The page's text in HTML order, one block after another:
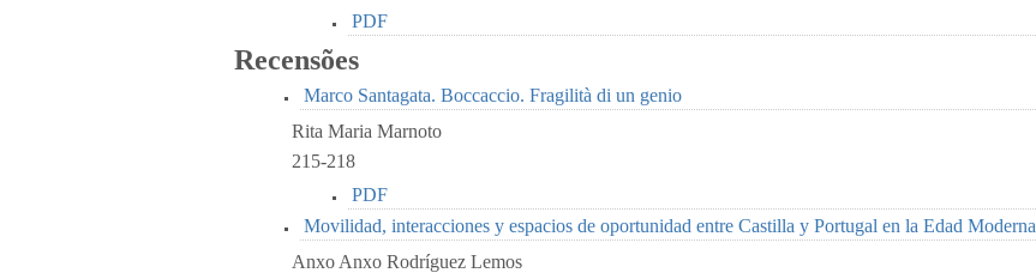
PDF
Recensões
Marco Santagata. Boccaccio. Fragilità di un genio
Rita Maria Marnoto
215-218
PDF
Movilidad, interacciones y espacios de oportunidad entre Castilla y Portugal en la Edad Moderna
Anxo Anxo Rodríguez Lemos